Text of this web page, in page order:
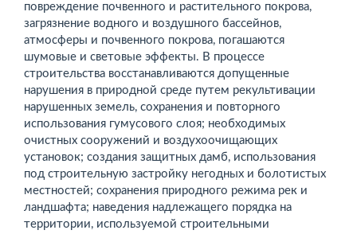
повреждение почвенного и растительного покрова,
загрязнение водного и воздушного бассейнов,
атмосферы и почвенного покрова, погашаются
шумовые и световые эффекты. В процессе
строительства восстанавливаются допущенные
нарушения в природной среде путем рекультивации
нарушенных земель, сохранения и повторного
использования гумусового слоя; необходимых
очистных сооружений и воздухоочищающих
установок; создания защитных дамб, использования
под строительную застройку негодных и болотистых
местностей; сохранения природного режима рек и
ландшафта; наведения надлежащего порядка на
территории, используемой строительными